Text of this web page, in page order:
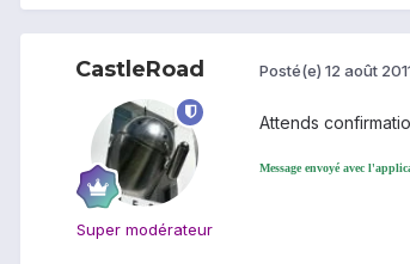
CastleRoad
Super modérateur
Posté(e) 12 août
Attends
Message envoyé avec